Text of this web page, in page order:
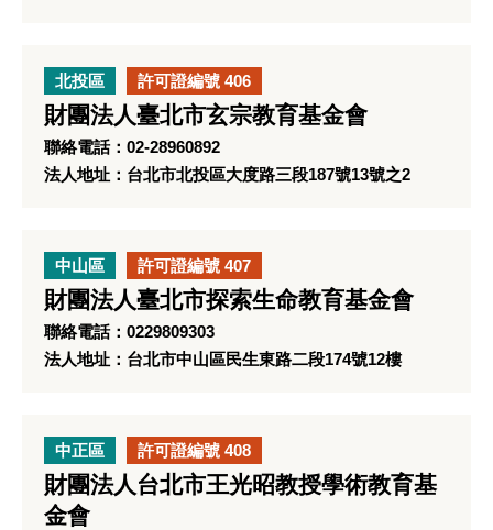
北投區 許可證編號 406
財團法人臺北市玄宗教育基金會
聯絡電話：02-28960892
法人地址：台北市北投區大度路三段187號13號之2
中山區 許可證編號 407
財團法人臺北市探索生命教育基金會
聯絡電話：0229809303
法人地址：台北市中山區民生東路二段174號12樓
中正區 許可證編號 408
財團法人台北市王光昭教授學術教育基
金會